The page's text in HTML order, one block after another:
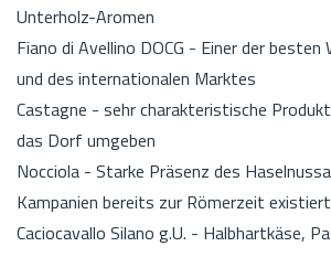
Unterholz-Aromen
Fiano di Avellino DOCG - Einer der
und des internationalen Marktes
Castagne - sehr charakteristische
das Dorf umgeben
Nocciola - Starke Präsenz des
Kampanien bereits zur Römerzeit
Caciocavallo Silano g.U. - Halbhartkäse,